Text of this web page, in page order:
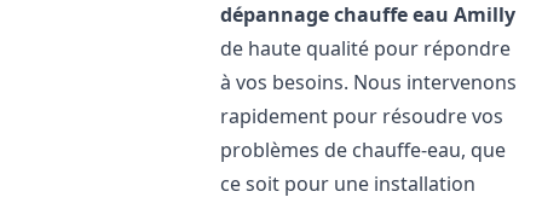
dépannage chauffe eau Amilly
de haute qualité pour répondre
à vos besoins. Nous intervenons
rapidement pour résoudre vos
problèmes de chauffe-eau, que
ce soit pour une installation